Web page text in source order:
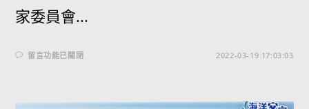
家委員會...
留言功能已關閉 2022-03-19 17:03:03